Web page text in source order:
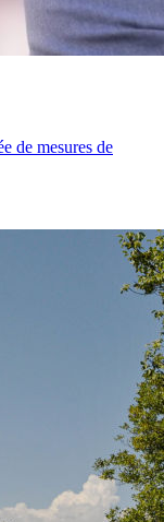
de mesures de